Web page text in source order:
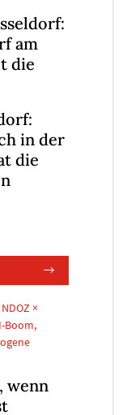
am
die
in der
die
×
Boom,
wenn